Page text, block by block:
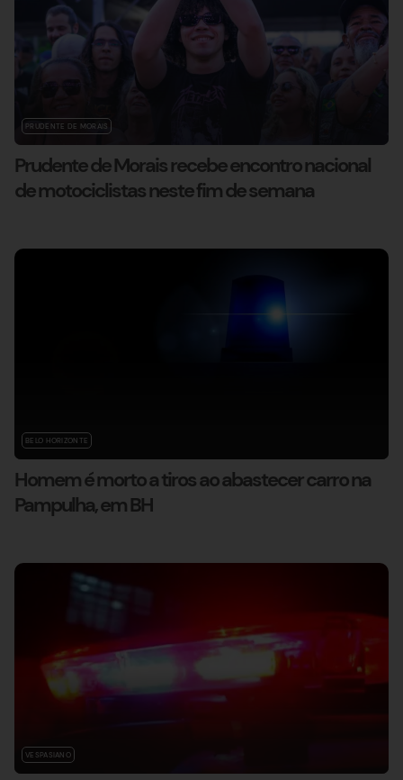
PRUDENTE DE MORAIS
Prudente de Morais recebe encontro nacional
de motociclistas neste fim de semana
BELO HORIZONTE
Homem é morto a tiros ao abastecer carro na
Pampulha, em BH
VESPASIANO